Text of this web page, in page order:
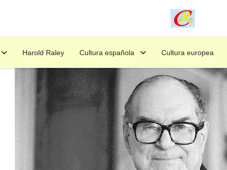
Harold Raley Cultura española Cultura europea